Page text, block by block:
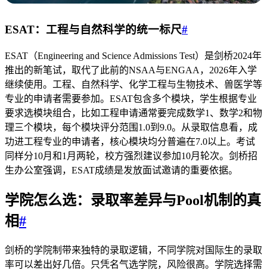
ESAT：工程与自然科学的统一标尺#
ESAT（Engineering and Science Admissions Test）是剑桥2024年
推出的新笔试，取代了此前的NSAA与ENGAA，2026年入学
继续使用。工程、自然科学、化学工程与生物技术、兽医学等
专业的申请者需要参加。ESAT包含多个模块，学生根据专业
要求选模块组合，比如工程申请通常要完成数学1、数学2和物
理三个模块，每个模块评分范围1.0到9.0。从录取信息看，成
功进工程专业的申请者，核心模块均分普遍在7.0以上。考试
同样分10月和1月两轮，校方强烈建议参加10月轮次。剑桥招
生办公室强调，ESAT成绩是发放面试邀请的重要依据。
学院怎么选：录取率差异与Pool机制的真
相#
剑桥的学院制带来独特的录取逻辑，不同学院对国际生的录取
率可以差出好几倍。只凭名气选学院，风险很高。学院选择需